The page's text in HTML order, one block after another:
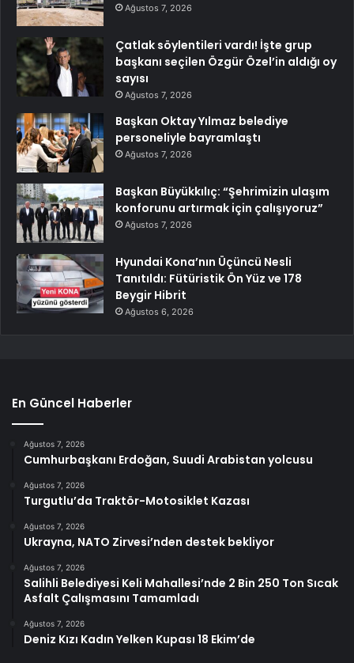
Ağustos 7, 2026
Çatlak söylentileri vardı! İşte grup
başkanı seçilen Özgür Özel’in aldığı oy
sayısı
Ağustos 7, 2026
Başkan Oktay Yılmaz belediye
personeliyle bayramlaştı
Ağustos 7, 2026
Başkan Büyükkılıç: “Şehrimizin ulaşım
konforunu artırmak için çalışıyoruz”
Ağustos 7, 2026
Hyundai Kona’nın Üçüncü Nesli
Tanıtıldı: Fütüristik Ön Yüz ve 178
Beygir Hibrit
Ağustos 6, 2026
En Güncel Haberler
Ağustos 7, 2026
Cumhurbaşkanı Erdoğan, Suudi Arabistan yolcusu
Ağustos 7, 2026
Turgutlu’da Traktör-Motosiklet Kazası
Ağustos 7, 2026
Ukrayna, NATO Zirvesi’nden destek bekliyor
Ağustos 7, 2026
Salihli Belediyesi Keli Mahallesi’nde 2 Bin 250 Ton Sıcak
Asfalt Çalışmasını Tamamladı
Ağustos 7, 2026
Deniz Kızı Kadın Yelken Kupası 18 Ekim’de